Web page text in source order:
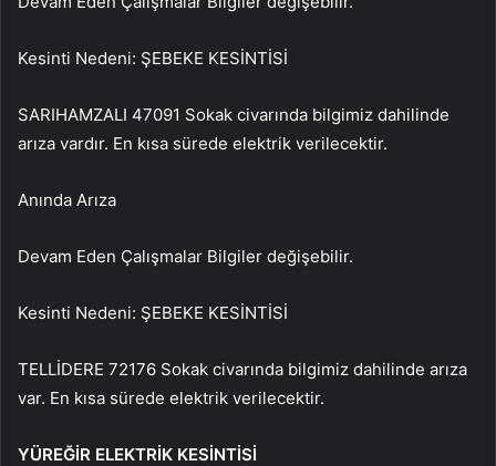
Kesinti Nedeni: ŞEBEKE KESİNTİSİ
SARIHAMZALI 47091 Sokak civarında bilgimiz dahilinde
arıza vardır. En kısa sürede elektrik verilecektir.
Anında Arıza
Devam Eden Çalışmalar Bilgiler değişebilir.
Kesinti Nedeni: ŞEBEKE KESİNTİSİ
TELLİDERE 72176 Sokak civarında bilgimiz dahilinde arıza
var. En kısa sürede elektrik verilecektir.
YÜREĞİR ELEKTRİK KESİNTİSİ